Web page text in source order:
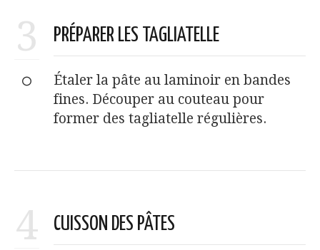
3 PRÉPARER LES TAGLIATELLE
Étaler la pâte au laminoir en bandes
fines. Découper au couteau pour
former des tagliatelle régulières.
4 CUISSON DES PÂTES